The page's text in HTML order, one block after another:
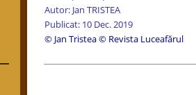
Autor: Jan TRISTEA
Publicat: 10 Dec. 2019
© Jan Tristea© Revista Luceafărul